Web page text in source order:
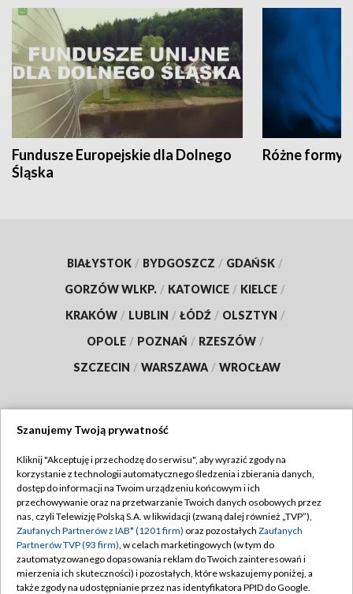
Fundusze Europejskie dla Dolnego
Śląska
Różne formy
BIAŁYSTOK / BYDGOSZCZ / GDAŃSK /
GORZÓW WLKP. / KATOWICE / KIELCE /
KRAKÓW / LUBLIN / ŁÓDŹ / OLSZTYN /
OPOLE / POZNAŃ / RZESZÓW /
SZCZECIN / WARSZAWA / WROCŁAW
TVP
Abonament TVP
Emisja w TVP
Centrum informacji TVP
Naziemna Telewizja Cyfrowa
Regulamin TVP
Polityka prywatności
Moje zgody
Pomoc
Szanujemy Twoją prywatność
Kliknij "Akceptuję i przechodzę do serwisu", aby wyrazić zgody na
korzystanie z technologii automatycznego śledzenia i zbierania danych,
dostęp do informacji na Twoim urządzeniu końcowym i ich
przechowywanie oraz na przetwarzanie Twoich danych osobowych przez
nas, czyli Telewizję Polską S.A. w likwidacji (zwaną dalej również „TVP”),
Zaufanych Partnerów z IAB* (1201 firm) oraz pozostałych Zaufanych
Partnerów TVP (93 firm), w celach marketingowych (w tym do
zautomatyzowanego dopasowania reklam do Twoich zainteresowań i
mierzenia ich skuteczności) i pozostałych, które wskazujemy poniżej, a
także zgody na udostępnianie przez nas identyfikatora PPID do Google.